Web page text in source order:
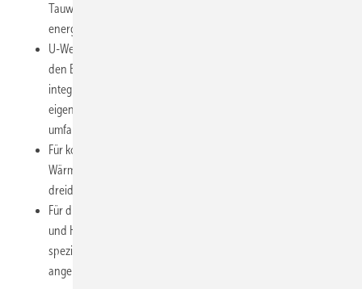
Tauwassernachweis helfen, bauphysikalische oder
energetische Fehler zu vermeiden.
U-Wert-Rechner sind zwar auch in EnEV-Programmen oder in
den Berechnungsmodulen von TGA-CAD-Programmen
integriert. Als Desktop-Programm oder Web-Anwendung
eigenständig laufende U-Wert-Rechner bieten jedoch meist
umfangreichere Funktionen, etwa für die Bauteiloptimierung.
Für komplexere Bauteile oder Randbedingungen sind
Wärmebrücken-Simulationsprogramme sinnvoller, da sie auch
dreidimensionale Wärmebrücken präzise berechnen können.
Für die Berechnung und Optimierung von Fenster-/Fassaden-
und Haustürkonstruktionen und ihren Anschlüssen werden
spezielle U-Wert-Rechner oder Simulationsprogramme
angeboten.